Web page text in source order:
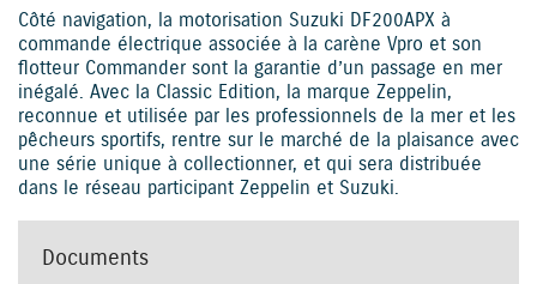
Côté navigation, la motorisation Suzuki DF200APX à
commande électrique associée à la carène Vpro et son
flotteur Commander sont la garantie d’un passage en mer
inégalé. Avec la Classic Edition, la marque Zeppelin,
reconnue et utilisée par les professionnels de la mer et les
pêcheurs sportifs, rentre sur le marché de la plaisance avec
une série unique à collectionner, et qui sera distribuée
dans le réseau participant Zeppelin et Suzuki.
Documents